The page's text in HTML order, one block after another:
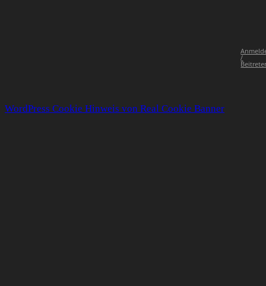
/
WordPress Cookie Hinweis von Real Cookie Banner